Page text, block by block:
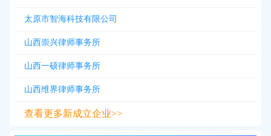
太原市智海科技有限公司
山西崇兴律师事务所
山西一硕律师事务所
山西维界律师事务所
查看更多新成立企业>>